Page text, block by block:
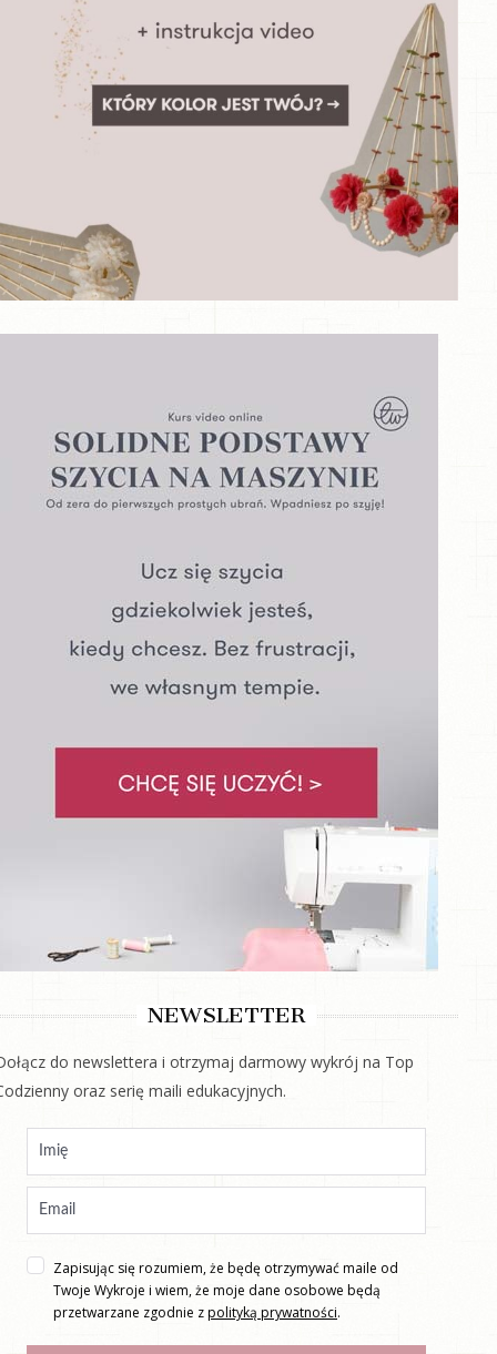
NEWSLETTER
do newslettera i otrzymaj darmowy wykrój na Top
oraz serię maili edukacyjnych.
Zapisując się rozumiem, że będę otrzymywać maile od
Twoje Wykroje i wiem, że moje dane osobowe będą
przetwarzane zgodnie zpolityką prywatności.